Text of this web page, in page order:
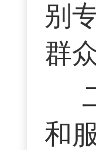
别
群
和